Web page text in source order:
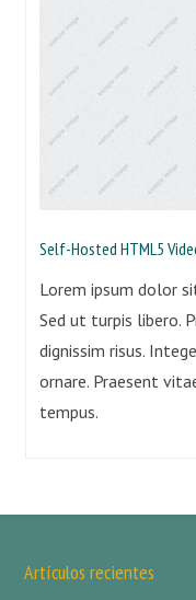
Self-Hosted HTML5
Lorem ipsum dolor
Sed ut turpis libero.
dignissim risus.
ornare. Praesent
tempus.
Artículos recientes